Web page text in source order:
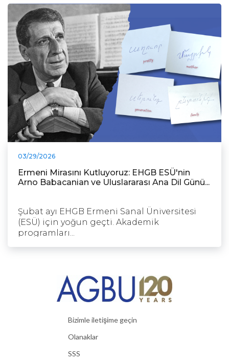
03/29/2026
Ermeni Mirasını Kutluyoruz: EHGB ESÜ'nin
Arno Babacanian ve Uluslararası Ana Dil Günü...
Şubat ayı EHGB Ermeni Sanal Üniversitesi
(ESÜ) için yoğun geçti. Akademik
programları...
Bizimle iletişime geçin
Olanaklar
SSS